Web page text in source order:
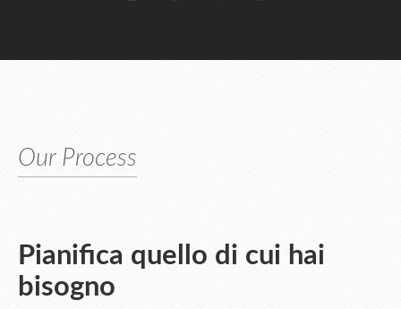
Our Process
Pianifica quello di cui hai
bisogno